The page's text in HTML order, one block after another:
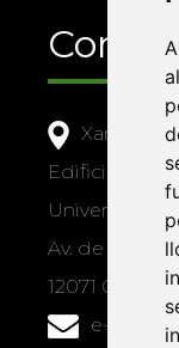
Xarxa
Edifici Àgora
Universitat
Av. de Vicent
12071
e-